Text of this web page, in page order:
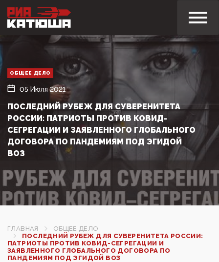
ОБЩЕЕ ДЕЛО
05 Июля 2021
ПОСЛЕДНИЙ РУБЕЖ ДЛЯ СУВЕРЕНИТЕТА
РОССИИ: ПАТРИОТЫ ПРОТИВ КОВИД-
СЕГРЕГАЦИИ И ЗАЯВЛЕННОГО ГЛОБАЛЬНОГО
ДОГОВОРА ПО ПАНДЕМИЯМ ПОД ЭГИДОЙ
ВОЗ
ГЛАВНАЯ
ОБЩЕЕ ДЕЛО
ПОСЛЕДНИЙ РУБЕЖ ДЛЯ СУВЕРЕНИТЕТА РОССИИ:
ПАТРИОТЫ ПРОТИВ КОВИД-СЕГРЕГАЦИИ И
ЗАЯВЛЕННОГО ГЛОБАЛЬНОГО ДОГОВОРА ПО
ПАНДЕМИЯМ ПОД ЭГИДОЙ ВОЗ